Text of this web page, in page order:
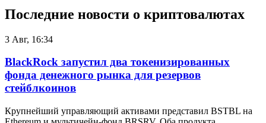
Последние новости о криптовалютах
3 Авг, 16:34
BlackRock запустил два токенизированных
фонда денежного рынка для резервов
стейблкоинов
Крупнейший управляющий активами представил BSTBL на